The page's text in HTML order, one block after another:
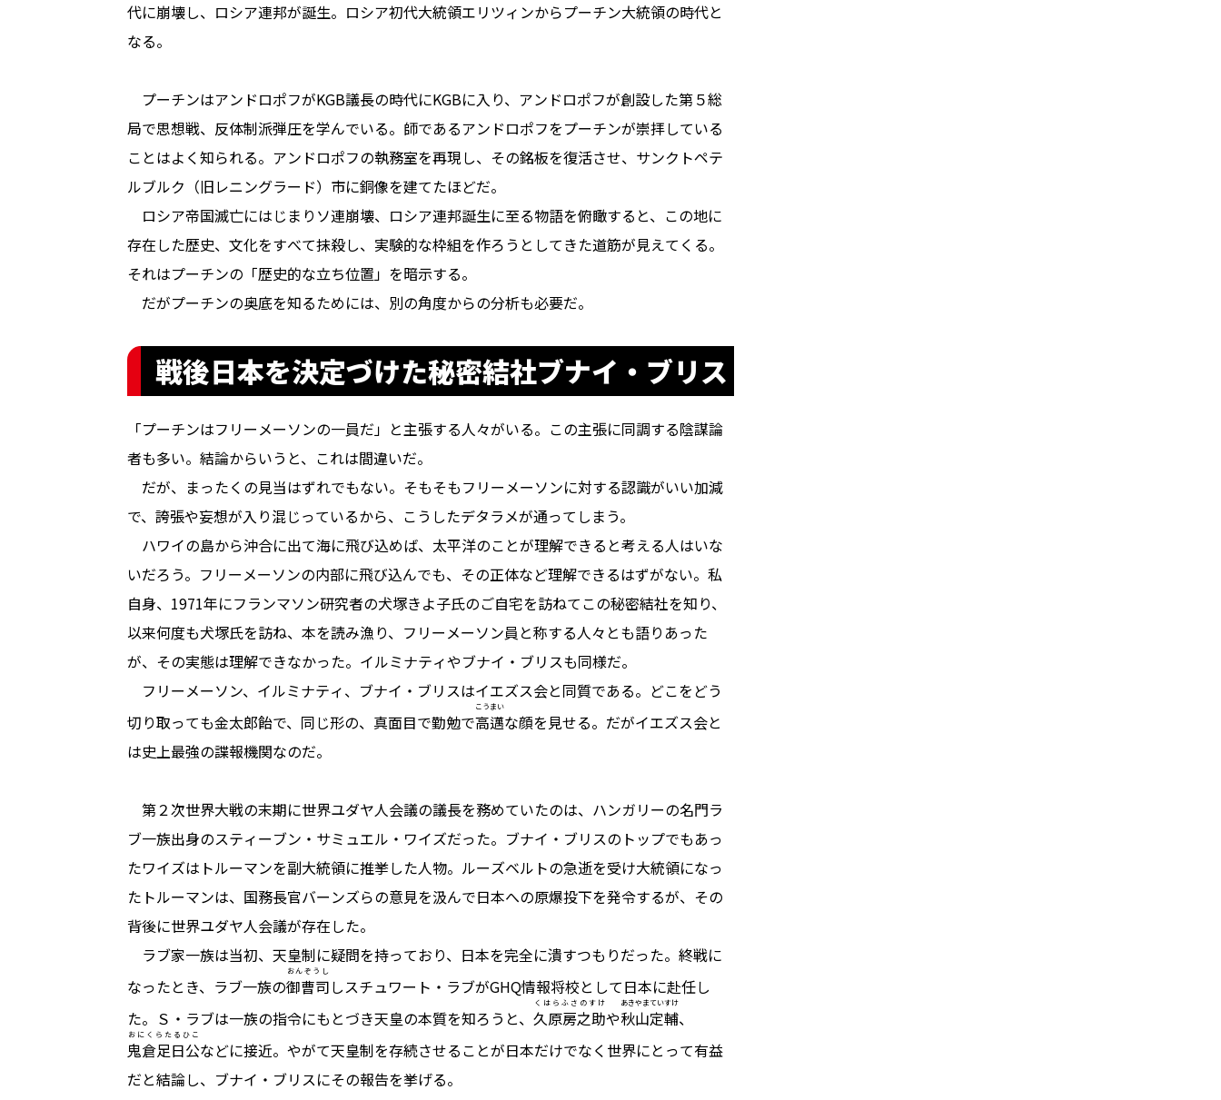
代に崩壊し、ロシア連邦が誕生。ロシア初代大統領エリツィンからプーチン大統領の時代と
なる。
プーチンはアンドロポフがKGB議長の時代にKGBに入り、アンドロポフが創設した第５総
局で思想戦、反体制派弾圧を学んでいる。師であるアンドロポフをプーチンが崇拝している
ことはよく知られる。アンドロポフの執務室を再現し、その銘板を復活させ、サンクトペテ
ルブルク（旧レニングラード）市に銅像を建てたほどだ。
ロシア帝国滅亡にはじまりソ連崩壊、ロシア連邦誕生に至る物語を俯瞰すると、この地に
存在した歴史、文化をすべて抹殺し、実験的な枠組を作ろうとしてきた道筋が見えてくる。
それはプーチンの「歴史的な立ち位置」を暗示する。
だがプーチンの奥底を知るためには、別の角度からの分析も必要だ。
戦後日本を決定づけた秘密結社ブナイ・ブリス
「プーチンはフリーメーソンの一員だ」と主張する人々がいる。この主張に同調する陰謀論
者も多い。結論からいうと、これは間違いだ。
だが、まったくの見当はずれでもない。そもそもフリーメーソンに対する認識がいい加減
で、誇張や妄想が入り混じっているから、こうしたデタラメが通ってしまう。
ハワイの島から沖合に出て海に飛び込めば、太平洋のことが理解できると考える人はいな
いだろう。フリーメーソンの内部に飛び込んでも、その正体など理解できるはずがない。私
自身、1971年にフランマソン研究者の犬塚きよ子氏のご自宅を訪ねてこの秘密結社を知り、
以来何度も犬塚氏を訪ね、本を読み漁り、フリーメーソン員と称する人々とも語りあった
が、その実態は理解できなかった。イルミナティやブナイ・ブリスも同様だ。
フリーメーソン、イルミナティ、ブナイ・ブリスはイエズス会と同質である。どこをどう
切り取っても金太郎飴で、同じ形の、真面目で勤勉で高邁
こうまい
な顔を見せる。だがイエズス会と
は史上最強の諜報機関なのだ。
第２次世界大戦の末期に世界ユダヤ人会議の議長を務めていたのは、ハンガリーの名門ラ
ブ一族出身のスティーブン・サミュエル・ワイズだった。ブナイ・ブリスのトップでもあっ
たワイズはトルーマンを副大統領に推挙した人物。ルーズベルトの急逝を受け大統領になっ
たトルーマンは、国務長官バーンズらの意見を汲んで日本への原爆投下を発令するが、その
背後に世界ユダヤ人会議が存在した。
ラブ家一族は当初、天皇制に疑問を持っており、日本を完全に潰すつもりだった。終戦に
なったとき、ラブ一族の御曹司
おんぞうし
しスチュワート・ラブがGHQ情報将校として日本に赴任し
た。Ｓ・ラブは一族の指令にもとづき天皇の本質を知ろうと、 久原房之助
くはらふさのすけ
や秋山定輔
あきやまていすけ
、
鬼倉足日公
おにくらたるひこ
などに接近。やがて天皇制を存続させることが日本だけでなく世界にとって有益
だと結論し、ブナイ・ブリスにその報告を挙げる。